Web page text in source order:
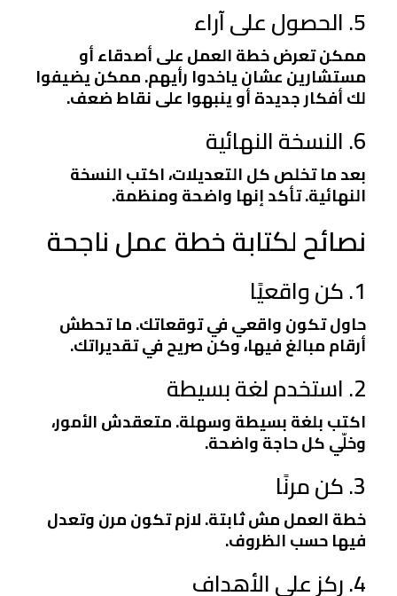
5. الحصول على آراء
ممكن تعرض خطة العمل على أصدقاء أو
مستشارين عشان ياخدوا رأيهم. ممكن يضيفوا
لك أفكار جديدة أو ينبهوا على نقاط ضعف.
6. النسخة النهائية
بعد ما تخلص كل التعديلات، اكتب النسخة
النهائية. تأكد إنها واضحة ومنظمة.
نصائح لكتابة خطة عمل ناجحة
1. كن واقعيًا
حاول تكون واقعي في توقعاتك. ما تحطش
أرقام مبالغ فيها، وكن صريح في تقديراتك.
2. استخدم لغة بسيطة
اكتب بلغة بسيطة وسهلة. متعقدش الأمور،
وخلّي كل حاجة واضحة.
3. كن مرنًا
خطة العمل مش ثابتة. لازم تكون مرن وتعدل
فيها حسب الظروف.
4. ركز على الأهداف